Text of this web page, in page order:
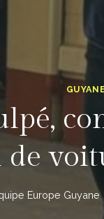
GUYANE
Europe Guyane